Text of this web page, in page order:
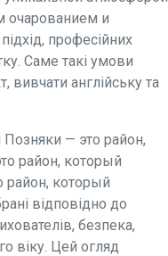
очарованием и
професійних
Саме такі умови
вивчати англійську та
Позняки — это район,
район, который
район, который
відповідно до
безпека,
віку. Цей огляд